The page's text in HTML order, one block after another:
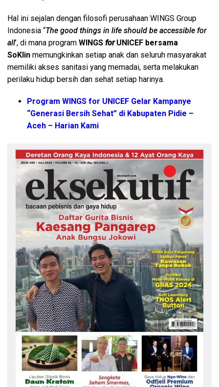
Hal ini sejalan dengan filosofi perusahaan WINGS Group
Indonesia “The good things in life should be accessible for
all’, di mana program WINGS forUNICEF bersama
SoKlin memungkinkan setiap anak dan seluruh masyarakat
memiliki akses sanitasi yang memadai, serta melakukan
perilaku hidup bersih dan sehat setiap harinya.
Program WINGS for UNICEF Gelar Kampanye
“Generasi Bersih Sehat” di Kabupaten Pidie –
Aceh – Harian Kami